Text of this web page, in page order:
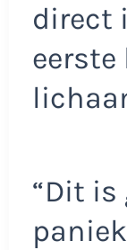
direct
eerste
“Dit is